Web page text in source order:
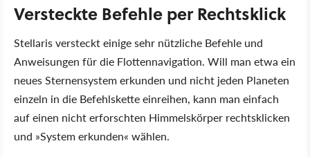
Versteckte Befehle per Rechtsklick
Stellaris versteckt einige sehr nützliche Befehle und
Anweisungen für die Flottennavigation. Will man etwa ein
neues Sternensystem erkunden und nicht jeden Planeten
einzeln in die Befehlskette einreihen, kann man einfach
auf einen nicht erforschten Himmelskörper rechtsklicken
und »System erkunden« wählen.